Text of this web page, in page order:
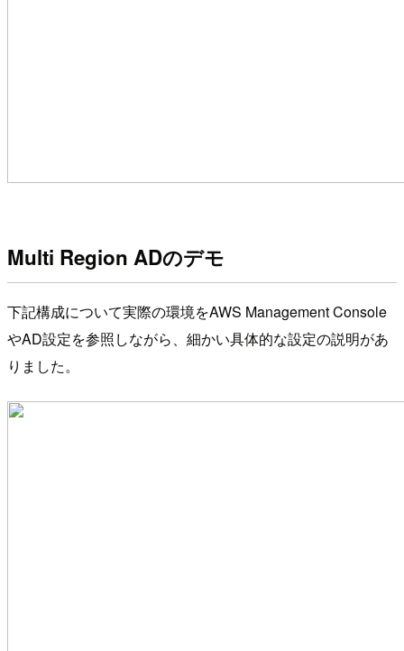
Multi Region ADのデモ
下記構成について実際の環境をAWS Management Console
やAD設定を参照しながら、細かい具体的な設定の説明があ
りました。